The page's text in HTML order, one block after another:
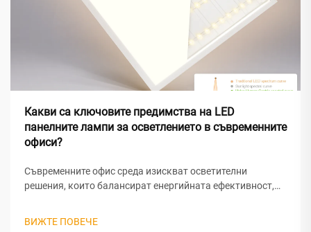
Какви са ключовите предимства на LED
панелните лампи за осветлението в съвременните
офиси?
Съвременните офис среда изискват осветителни
решения, които балансират енергийната ефективност,
ВИЖТЕ ПОВЕЧЕ